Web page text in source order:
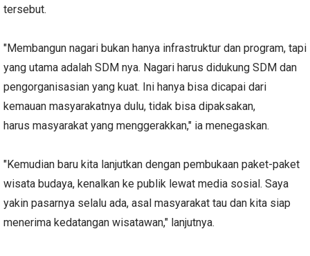
tersebut.
"Membangun nagari bukan hanya infrastruktur dan program, tapi
yang utama adalah SDM nya. Nagari harus didukung SDM dan
pengorganisasian yang kuat. Ini hanya bisa dicapai dari
kemauan masyarakatnya dulu, tidak bisa dipaksakan,
harus masyarakat yang menggerakkan," ia menegaskan.
"Kemudian baru kita lanjutkan dengan pembukaan paket-paket
wisata budaya, kenalkan ke publik lewat media sosial. Saya
yakin pasarnya selalu ada, asal masyarakat tau dan kita siap
menerima kedatangan wisatawan," lanjutnya.